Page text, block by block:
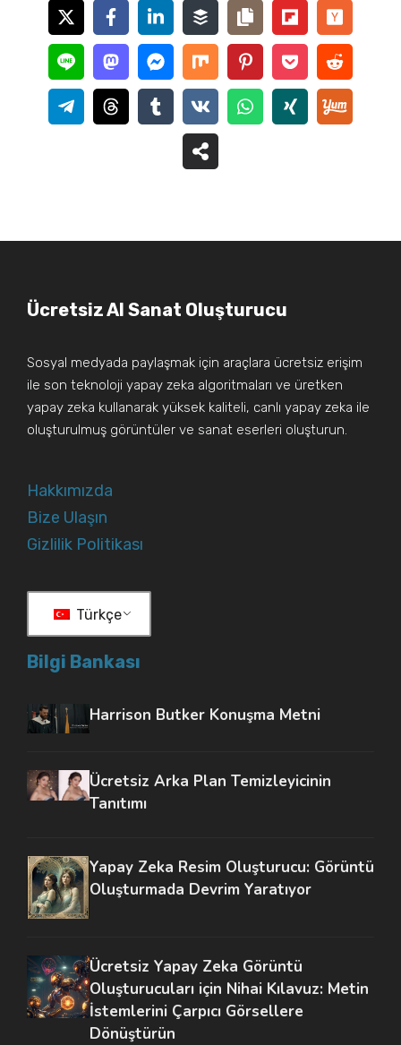
Ücretsiz AI Sanat Oluşturucu
Sosyal medyada paylaşmak için araçlara ücretsiz erişim
ile son teknoloji yapay zeka algoritmaları ve üretken
yapay zeka kullanarak yüksek kaliteli, canlı yapay zeka ile
oluşturulmuş görüntüler ve sanat eserleri oluşturun.
Hakkımızda
Bize Ulaşın
Gizlilik Politikası
Türkçe
Bilgi Bankası
Harrison Butker Konuşma Metni
Ücretsiz Arka Plan Temizleyicinin
Tanıtımı
Yapay Zeka Resim Oluşturucu: Görüntü
Oluşturmada Devrim Yaratıyor
Ücretsiz Yapay Zeka Görüntü
Oluşturucuları için Nihai Kılavuz: Metin
İstemlerini Çarpıcı Görsellere
Dönüştürün